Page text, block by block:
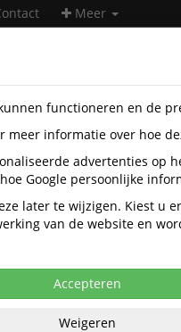
Meer
functioneren en de
meer informatie over hoe
advertenties op
Google persoonlijke
later te wijzigen. Kiest u
van de website en
Accepteren
Weigeren